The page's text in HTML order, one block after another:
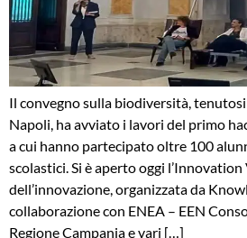
Il convegno sulla biodiversità,
Napoli, ha avviato i lavori del primo
a cui hanno partecipato oltre 100
scolastici. Si è aperto oggi
dell’innovazione, organizzata da
collaborazione con ENEA – EEN
Regione Campania e vari […]